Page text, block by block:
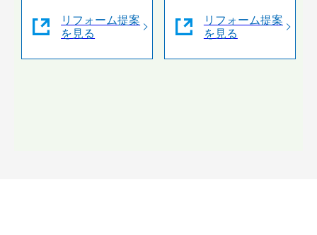
リフォーム提案
を見る
リフォーム提案
を見る